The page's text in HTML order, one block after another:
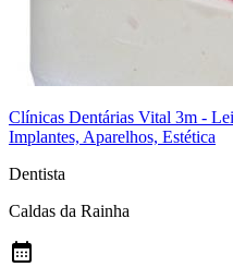
Clínicas Dentárias Vital 3m -
Implantes, Aparelhos, Estética
Dentista
Caldas da Rainha